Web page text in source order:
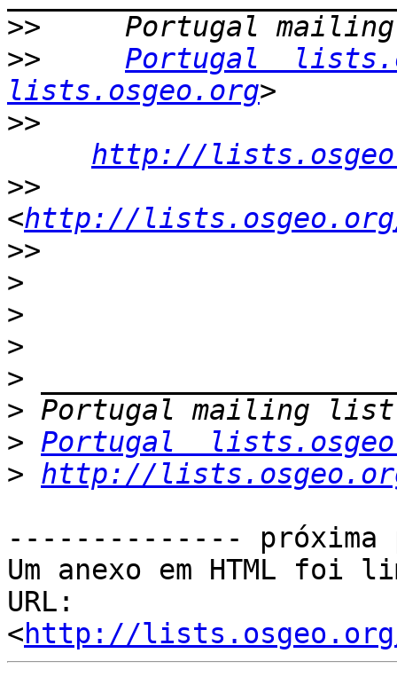
>>
>>
Portugal
lists.osgeo.org
>>
http://
>>
<http://
>>
>
>
>
>
>
> Portugal
> http://
--------------
Um anexo em HTML foi
URL:
<http://lists.osgeo.org/